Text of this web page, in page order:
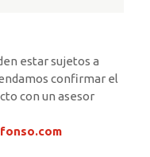
estar sujetos a
confirmar el
con un asesor